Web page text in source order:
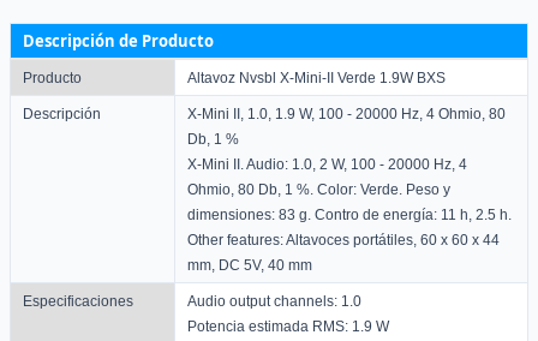
Descripción de Producto
Producto Altavoz Nvsbl X-Mini-II Verde 1.9W BXS
Descripción
X-Mini II, 1.0, 1.9 W, 100 - 20000 Hz, 4 Ohmio, 80
Db, 1 %
X-Mini II. Audio: 1.0, 2 W, 100 - 20000 Hz, 4
Ohmio, 80 Db, 1 %. Color: Verde. Peso y
dimensiones: 83 g. Contro de energía: 11 h, 2.5 h.
Other features: Altavoces portátiles, 60 x 60 x 44
mm, DC 5V, 40 mm
Especificaciones
Audio output channels: 1.0
Potencia estimada RMS: 1.9 W